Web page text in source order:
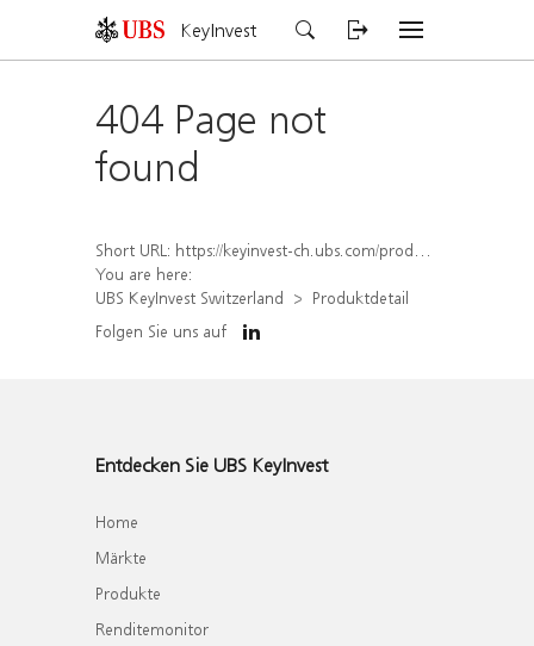
KeyInvest
404 Page not
found
Short URL: https://keyinvest-ch.ubs.com/produkt/detail/index/isin/CH1261080613
You are here:
UBS KeyInvest Switzerland
Produktdetail
Folgen Sie uns auf
Entdecken Sie UBS KeyInvest
Home
Märkte
Produkte
Renditemonitor